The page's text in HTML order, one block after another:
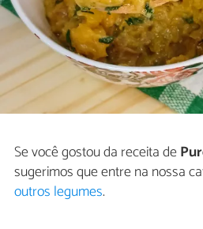
Se você gostou da receita de
sugerimos que entre na nossa
outros legumes.